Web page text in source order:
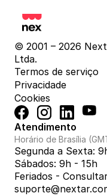
© 2001 – 2026
Ltda.
Termos de serviço
Privacidade
Cookies
Atendimento
Horário de Brasília
Segunda a Sexta:
Sábados: 9h - 15h
Feriados -